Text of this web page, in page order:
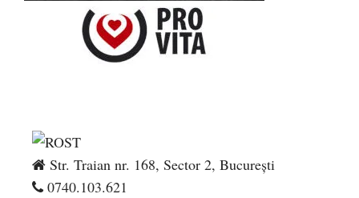
Str. Traian nr. 168, Sector 2, București
0740.103.621